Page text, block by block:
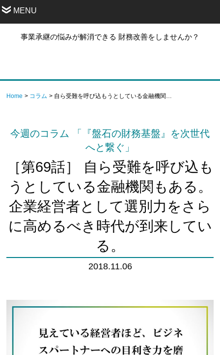
MENU
事業承継の悩みが解消できる 財務改善をしませんか？
Home コラム 自ら受難を呼び込もうとしている金融機関もある。企業経営者として選別力をさらに高めるべき時代が到来している。
今週のコラム 「『盤石の財務基盤』を次世代
へと繋ぐ」
［第69話］ 自ら受難を呼び込も
うとしている金融機関もある。
企業経営者として選別力をさら
に高めるべき時代が到来してい
る。
2018.11.06